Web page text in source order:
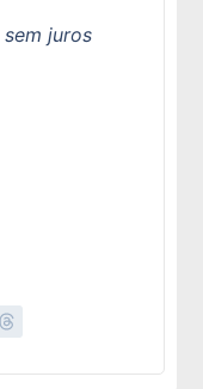
sem juros